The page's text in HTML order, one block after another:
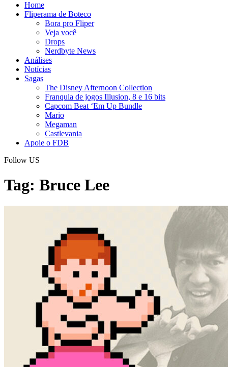
Home
Fliperama de Boteco
Bora pro Fliper
Veja você
Drops
Nerdbyte News
Análises
Notícias
Sagas
The Disney Afternoon Collection
Franquia de jogos Illusion, 8 e 16 bits
Capcom Beat ‘Em Up Bundle
Mario
Megaman
Castlevania
Apoie o FDB
Follow US
Tag: Bruce Lee